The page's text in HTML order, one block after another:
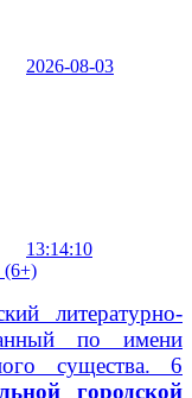
2026-08-03
13:14:10
(6+)
литературно-
по имени
существа. 6
городской